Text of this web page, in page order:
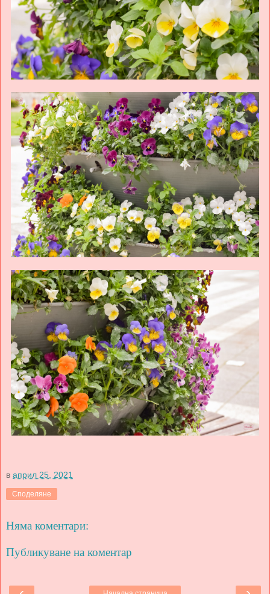
в април 25, 2021
Споделяне
Няма коментари:
Публикуване на коментар